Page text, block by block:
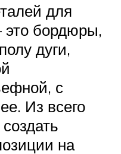
для
бордюры,
дуги,
с
Из всего
на